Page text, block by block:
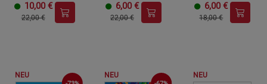
10,00 €
22,00 €
6,00 €
22,00 €
6,00 €
18,00 €
NEU NEU NEU